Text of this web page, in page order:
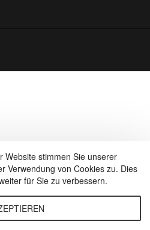
Website stimmen Sie unserer
Verwendung von Cookies zu. Dies
für Sie zu verbessern.